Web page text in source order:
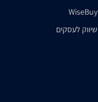
WiseBuy
שיווק לעסקים